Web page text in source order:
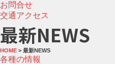
お問合せ
交通アクセス
最新NEWS
HOME > 最新NEWS
各種の情報